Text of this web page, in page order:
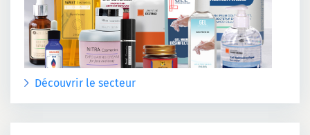
Découvrir le secteur